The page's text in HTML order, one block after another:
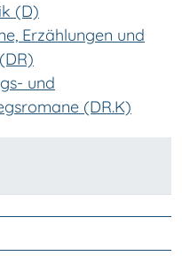
(D)
Erzählungen und
und
(DR.K)